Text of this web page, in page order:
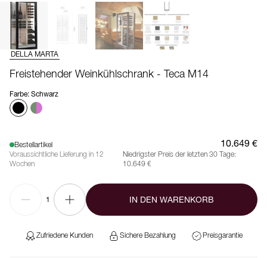
DELLA MARTA
Freistehender Weinkühlschrank - Teca M14
Farbe: Schwarz
Bestellartikel
Voraussichtliche Lieferung in 12
Wochen
10.649 €
Niedrigster Preis der letzten 30 Tage:
10.649 €
1 IN DEN WARENKORB
Zufriedene Kunden Sichere Bezahlung Preisgarantie